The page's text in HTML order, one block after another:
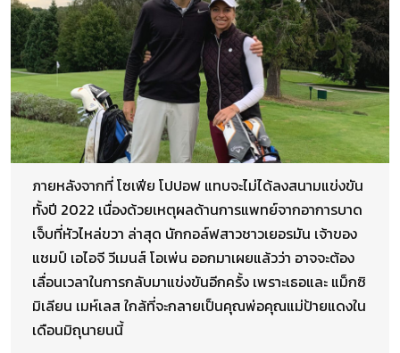
ภายหลังจากที่ โซเฟีย โปปอฟ แทบจะไม่ได้ลงสนามแข่งขัน
ทั้งปี 2022 เนื่องด้วยเหตุผลด้านการแพทย์จากอาการบาด
เจ็บที่หัวไหล่ขวา ล่าสุด นักกอล์ฟสาวชาวเยอรมัน เจ้าของ
แชมป์ เอไอจี วีเมนส์ โอเพ่น ออกมาเผยแล้วว่า อาจจะต้อง
เลื่อนเวลาในการกลับมาแข่งขันอีกครั้ง เพราะเธอและ แม็กซิ
มิเลียน เมห์เลส ใกล้ที่จะกลายเป็นคุณพ่อคุณแม่ป้ายแดงใน
เดือนมิถุนายนนี้